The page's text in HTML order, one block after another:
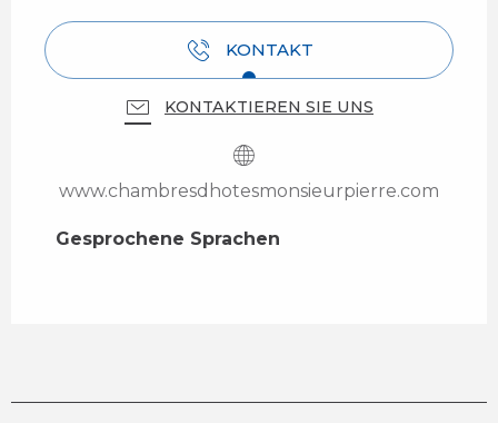
KONTAKT
KONTAKTIEREN SIE UNS
www.chambresdhotesmonsieurpierre.com
Gesprochene Sprachen
Gesprochene Sprachen